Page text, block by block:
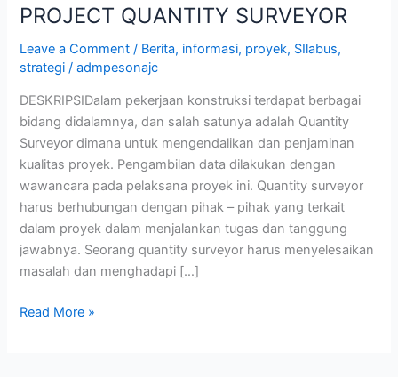
PROJECT QUANTITY SURVEYOR
Leave a Comment / Berita, informasi, proyek, SIlabus,
strategi /admpesonajc
DESKRIPSIDalam pekerjaan konstruksi terdapat berbagai
bidang didalamnya, dan salah satunya adalah Quantity
Surveyor dimana untuk mengendalikan dan penjaminan
kualitas proyek. Pengambilan data dilakukan dengan
wawancara pada pelaksana proyek ini. Quantity surveyor
harus berhubungan dengan pihak – pihak yang terkait
dalam proyek dalam menjalankan tugas dan tanggung
jawabnya. Seorang quantity surveyor harus menyelesaikan
masalah dan menghadapi […]
Read More »